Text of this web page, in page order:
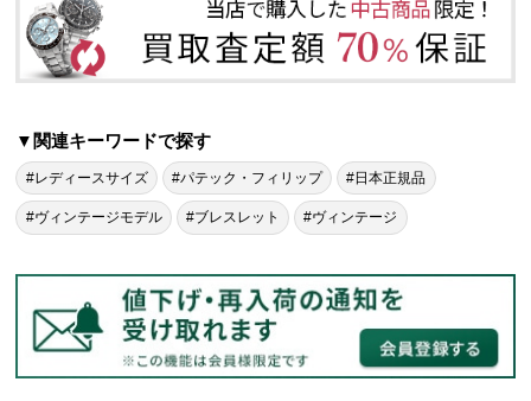
▼関連キーワードで探す
#レディースサイズ #パテック・フィリップ #日本正規品
#ヴィンテージモデル #ブレスレット #ヴィンテージ